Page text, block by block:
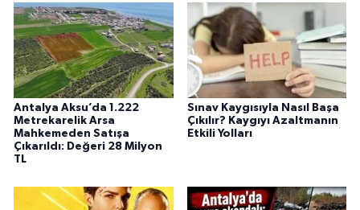
Antalya Aksu’da 1.222
Metrekarelik Arsa
Mahkemeden Satışa
Çıkarıldı: Değeri 28 Milyon
TL
Sınav Kaygısıyla Nasıl Başa
Çıkılır? Kaygıyı Azaltmanın
Etkili Yolları